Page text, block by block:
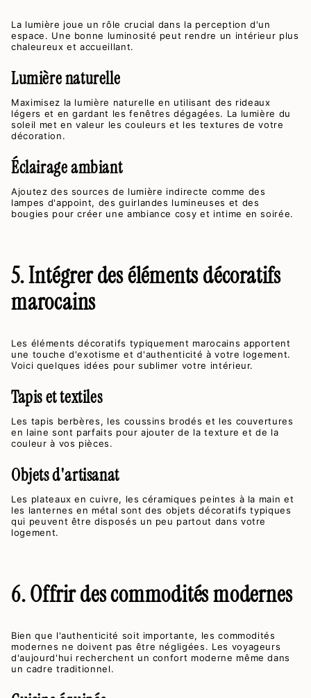
La lumière joue un rôle crucial dans la perception d'un
espace. Une bonne luminosité peut rendre un intérieur plus
chaleureux et accueillant.
Lumière naturelle
Maximisez la lumière naturelle en utilisant des rideaux
légers et en gardant les fenêtres dégagées. La lumière du
soleil met en valeur les couleurs et les textures de votre
décoration.
Éclairage ambiant
Ajoutez des sources de lumière indirecte comme des
lampes d'appoint, des guirlandes lumineuses et des
bougies pour créer une ambiance cosy et intime en soirée.
5. Intégrer des éléments décoratifs
marocains
Les éléments décoratifs typiquement marocains apportent
une touche d'exotisme et d'authenticité à votre logement.
Voici quelques idées pour sublimer votre intérieur.
Tapis et textiles
Les tapis berbères, les coussins brodés et les couvertures
en laine sont parfaits pour ajouter de la texture et de la
couleur à vos pièces.
Objets d'artisanat
Les plateaux en cuivre, les céramiques peintes à la main et
les lanternes en métal sont des objets décoratifs typiques
qui peuvent être disposés un peu partout dans votre
logement.
6. Offrir des commodités modernes
Bien que l'authenticité soit importante, les commodités
modernes ne doivent pas être négligées. Les voyageurs
d'aujourd'hui recherchent un confort moderne même dans
un cadre traditionnel.